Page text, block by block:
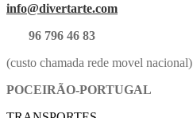
info@divertarte.com
96 796 46 83
(custo chamada rede movel nacional)
POCEIRÃO-PORTUGAL